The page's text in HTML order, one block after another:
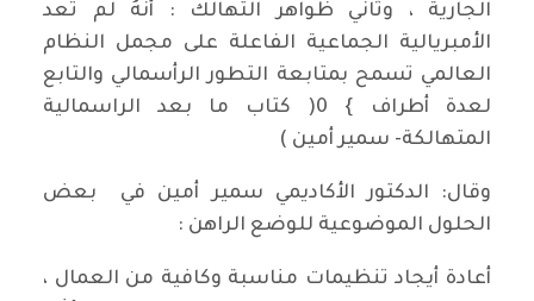
الجارية ، وثاني ظواهر التهالك : أنهُ لم تعد
الأمبريالية الجماعية الفاعلة على مجمل النظام
العالمي تسمح بمتابعة التطور الرأسمالي والتابع
لعدة أطراف } 0( كتاب ما بعد الراسمالية
المتهالكة- سمير أمين )
وقال: الدكتور الأكاديمي سمير أمين في بعض
الحلول الموضوعية للوضع الراهن :
أعادة أيجاد تنظيمات مناسبة وكافية من العمال ،